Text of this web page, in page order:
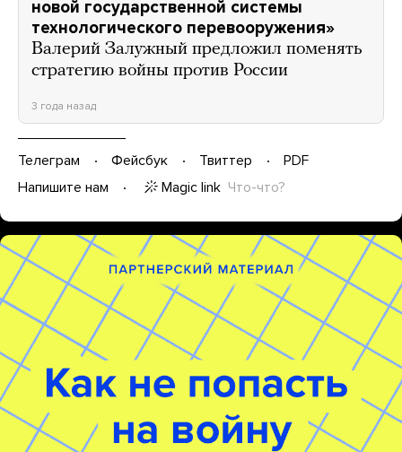
новой государственной системы
технологического перевооружения»
Валерий Залужный предложил поменять
стратегию войны против России
3 года назад
Телеграм Фейсбук Твиттер
PDF
Напишите нам
Magic link Что-что?